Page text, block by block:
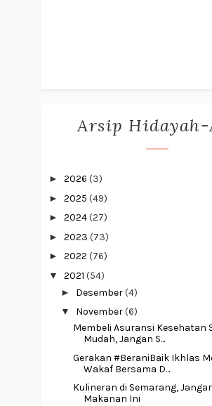
Arsip
► 2026 (3)
► 2025 (49)
► 2024(27)
► 2023 (73)
► 2022 (76)
▼ 2021 (54)
► Desember(4)
▼ November(6)
Membeli Asuransi Kesehatan
Mudah, Jangan S...
Gerakan #BeraniBaik Ikhlas
Wakaf Bersama D...
Kulineran di Semarang,
Makanan Ini